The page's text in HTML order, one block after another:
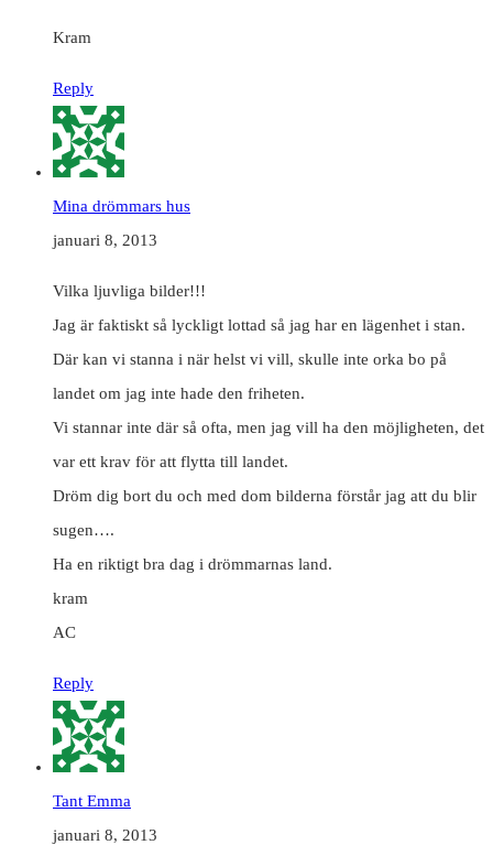
Kram
Reply
Mina drömmars hus
januari 8, 2013
Vilka ljuvliga bilder!!!
Jag är faktiskt så lyckligt lottad så jag har en lägenhet i stan.
Där kan vi stanna i när helst vi vill, skulle inte orka bo på
landet om jag inte hade den friheten.
Vi stannar inte där så ofta, men jag vill ha den möjligheten, det
var ett krav för att flytta till landet.
Dröm dig bort du och med dom bilderna förstår jag att du blir
sugen….
Ha en riktigt bra dag i drömmarnas land.
kram
AC
Reply
Tant Emma
januari 8, 2013